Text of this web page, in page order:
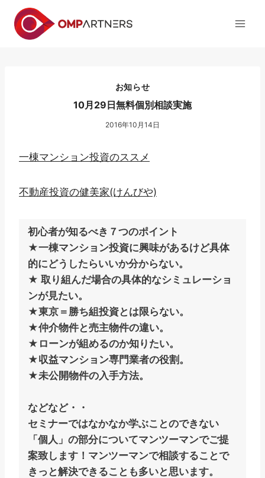
お知らせ
10月29日無料個別相談実施
2016年10月14日
一棟マンション投資のススメ
不動産投資の健美家(けんびや)
初心者が知るべき７つのポイント
★一棟マンション投資に興味があるけど具体
的にどうしたらいいか分からない。
★ 取り組んだ場合の具体的なシミュレーショ
ンが見たい。
★東京＝勝ち組投資とは限らない。
★仲介物件と売主物件の違い。
★ローンが組めるのか知りたい。
★収益マンション専門業者の役割。
★未公開物件の入手方法。
などなど・・
セミナーではなかなか学ぶことのできない
「個人」の部分についてマンツーマンでご提
案致します！マンツーマンで相談することで
きっと解決できることも多いと思います。